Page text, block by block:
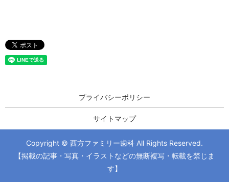
プライバシーポリシー
サイトマップ
Copyright © 西方ファミリー歯科 All Rights Reserved.
【掲載の記事・写真・イラストなどの無断複写・転載を禁じま
す】